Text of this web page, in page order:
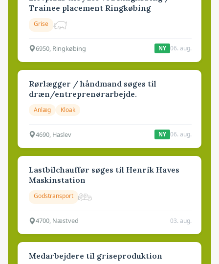
Trainee placement Ringkøbing
Grise
6950, Ringkøbing NY 06. aug.
Rørlægger / håndmand søges til
dræn/entreprenørarbejde.
Anlæg Kloak
4690, Haslev NY 06. aug.
Lastbilchauffør søges til Henrik Haves
Maskinstation
Godstransport
4700, Næstved 03. aug.
Medarbejdere til griseproduktion